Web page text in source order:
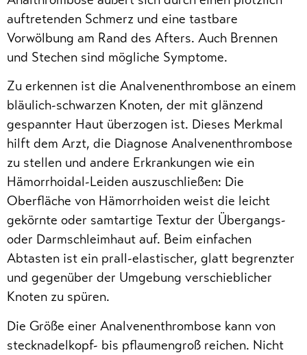
auftretenden Schmerz und eine tastbare
Vorwölbung am Rand des Afters. Auch Brennen
und Stechen sind mögliche Symptome.
Zu erkennen ist die Analvenenthrombose an einem
bläulich-schwarzen Knoten, der mit glänzend
gespannter Haut überzogen ist. Dieses Merkmal
hilft dem Arzt, die Diagnose Analvenenthrombose
zu stellen und andere Erkrankungen wie ein
Hämorrhoidal-Leiden auszuschließen: Die
Oberfläche von Hämorrhoiden weist die leicht
gekörnte oder samtartige Textur der Übergangs-
oder Darmschleimhaut auf. Beim einfachen
Abtasten ist ein prall-elastischer, glatt begrenzter
und gegenüber der Umgebung verschieblicher
Knoten zu spüren.
Die Größe einer Analvenenthrombose kann von
stecknadelkopf- bis pflaumengroß reichen. Nicht